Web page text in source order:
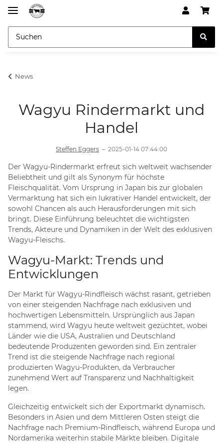
News
Wagyu Rindermarkt und
Handel
Steffen Eggers – 2025-01-14 07:44:00
Der Wagyu-Rindermarkt erfreut sich weltweit wachsender
Beliebtheit und gilt als Synonym für höchste
Fleischqualität. Vom Ursprung in Japan bis zur globalen
Vermarktung hat sich ein lukrativer Handel entwickelt, der
sowohl Chancen als auch Herausforderungen mit sich
bringt. Diese Einführung beleuchtet die wichtigsten
Trends, Akteure und Dynamiken in der Welt des exklusiven
Wagyu-Fleischs.
Wagyu-Markt: Trends und
Entwicklungen
Der Markt für Wagyu-Rindfleisch wächst rasant, getrieben
von einer steigenden Nachfrage nach exklusiven und
hochwertigen Lebensmitteln. Ursprünglich aus Japan
stammend, wird Wagyu heute weltweit gezüchtet, wobei
Länder wie die USA, Australien und Deutschland
bedeutende Produzenten geworden sind. Ein zentraler
Trend ist die steigende Nachfrage nach regional
produzierten Wagyu-Produkten, da Verbraucher
zunehmend Wert auf Transparenz und Nachhaltigkeit
legen.
Gleichzeitig entwickelt sich der Exportmarkt dynamisch.
Besonders in Asien und dem Mittleren Osten steigt die
Nachfrage nach Premium-Rindfleisch, während Europa und
Nordamerika weiterhin stabile Märkte bleiben. Digitale